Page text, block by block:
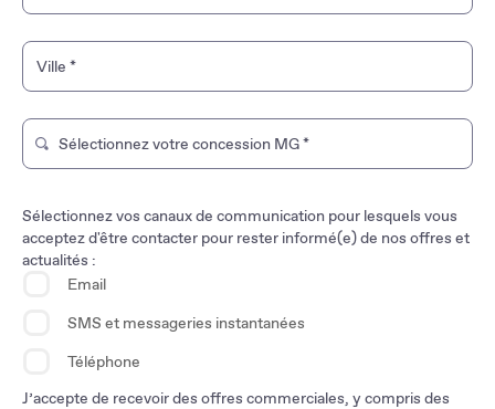
Guadeloupe
La Réunion
Ville *
Tapez pour rechercher un magasin de marque. Utilisez
Sélectionnez votre concession MG*
Sélectionnez vos canaux de communication pour lesquels vous
acceptez d'être contacter pour rester informé(e) de nos offres et
actualités :
Email
SMS et messageries instantanées
Téléphone
J’accepte de recevoir des offres commerciales, y compris des